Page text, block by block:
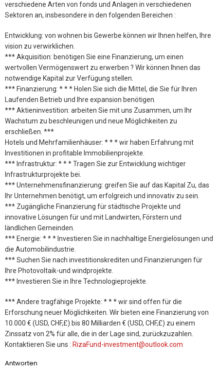
verschiedene Arten von fonds und Anlagen in verschiedenen
Sektoren an, insbesondere in den folgenden Bereichen :
Entwicklung: von wohnen bis Gewerbe können wir Ihnen helfen, Ihre
vision zu verwirklichen.
*** Akquisition: benötigen Sie eine Finanzierung, um einen
wertvollen Vermögenswert zu erwerben ? Wir können Ihnen das
notwendige Kapital zur Verfügung stellen.
*** Finanzierung: * * * Holen Sie sich die Mittel, die Sie für Ihren
Laufenden Betrieb und Ihre expansion benötigen.
*** Aktieninvestition: arbeiten Sie mit uns Zusammen, um Ihr
Wachstum zu beschleunigen und neue Möglichkeiten zu
erschließen. ***
Hotels und Mehrfamilienhäuser: * * * wir haben Erfahrung mit
Investitionen in profitable Immobilienprojekte.
*** Infrastruktur: * * * Tragen Sie zur Entwicklung wichtiger
Infrastrukturprojekte bei.
*** Unternehmensfinanzierung: greifen Sie auf das Kapital Zu, das
Ihr Unternehmen benötigt, um erfolgreich und innovativ zu sein.
*** Zugängliche Finanzierung für städtische Projekte und
innovative Lösungen für und mit Landwirten, Förstern und
ländlichen Gemeinden.
*** Energie: * * * Investieren Sie in nachhaltige Energielösungen und
die Automobilindustrie.
*** Suchen Sie nach investitionskrediten und Finanzierungen für
Ihre Photovoltaik-und windprojekte.
*** Investieren Sie in Ihre Technologieprojekte.
*** Andere tragfähige Projekte: * * * wir sind offen für die
Erforschung neuer Möglichkeiten. Wir bieten eine Finanzierung von
10.000 € (USD, CHF,£) bis 80 Milliarden € (USD, CHF,£) zu einem
Zinssatz von 2% für alle, die in der Lage sind, zurückzuzahlen.
Kontaktieren Sie uns : RizaFund-investment@outlook.com
Antworten